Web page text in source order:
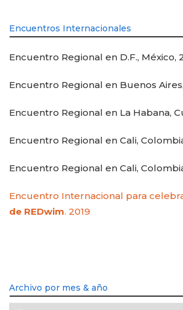
Encuentros Internacionales
Encuentro Regional en D.F., México,
Encuentro Regional en Buenos
Encuentro Regional en La Habana,
Encuentro Regional en Cali,
Encuentro Regional en Cali,
Encuentro Internacional para
de REDwim. 2019
Archivo por mes & año